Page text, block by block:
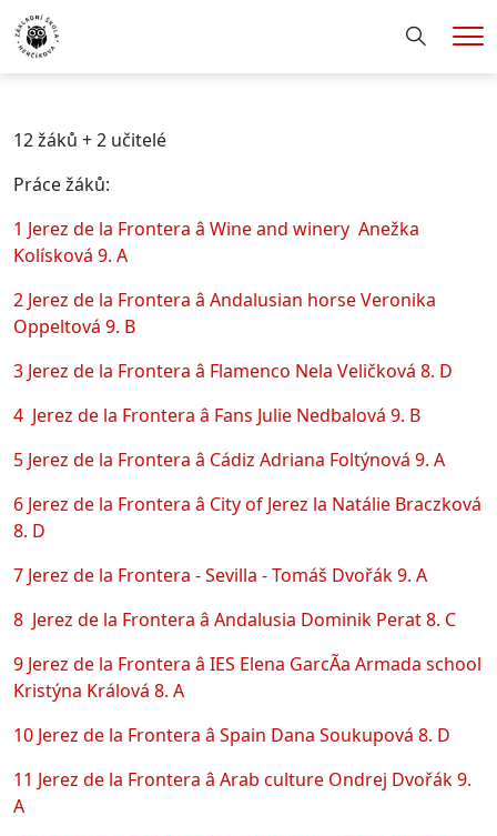
Hledání
12 žáků + 2 učitelé
Práce žáků:
1 Jerez de la Frontera â Wine and winery Anežka
Kolísková 9. A
2 Jerez de la Frontera â Andalusian horse Veronika
Oppeltová 9. B
3 Jerez de la Frontera â Flamenco Nela Veličková 8. D
4 Jerez de la Frontera â Fans Julie Nedbalová 9. B
5 Jerez de la Frontera â Cádiz Adriana Foltýnová 9. A
6 Jerez de la Frontera â City of Jerez la Natálie Braczková
8. D
7 Jerez de la Frontera - Sevilla - Tomáš Dvořák 9. A
8 Jerez de la Frontera â Andalusia Dominik Perat 8. C
9 Jerez de la Frontera â IES Elena GarcÃ­a Armada school
Kristýna Králová 8. A
10 Jerez de la Frontera â Spain Dana Soukupová 8. D
11 Jerez de la Frontera â Arab culture Ondrej Dvořák 9.
A